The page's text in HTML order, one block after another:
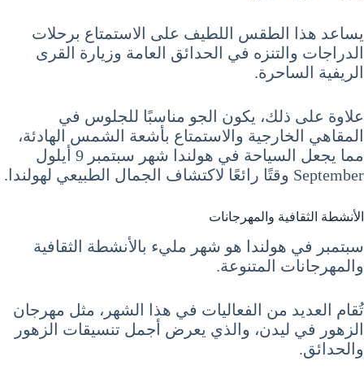
يساعد هذا الطقس اللطيف على الاستمتاع برحلات
الدراجات والتنزه في الحدائق العامة وزيارة القرى
الريفية الساحرة.
علاوة على ذلك، يكون الجو مناسبًا للجلوس في
المقاهي الخارجية والاستمتاع بأشعة الشمس الهادئة،
مما يجعل السياحة في هولندا شهر سبتمبر 9 أيلول
September وقتًا رائعًا لاكتشاف الجمال الطبيعي لهولندا.
الأنشطة الثقافية والمهرجانات
سبتمبر في هولندا هو شهر مليء بالأنشطة الثقافية
والمهرجانات المتنوعة.
تُقام العديد من الفعاليات في هذا الشهر، مثل مهرجان
الزهور في ليدن، والذي يعرض أجمل تنسيقات الزهور
والحدائق.